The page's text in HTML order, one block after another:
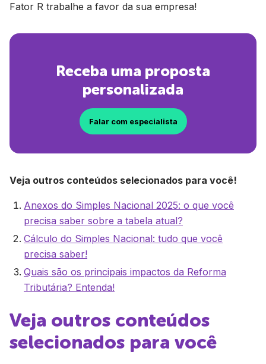
Fator R trabalhe a favor da sua empresa!
Receba uma proposta
personalizada
Falar com especialista
Veja outros conteúdos selecionados para você!
Anexos do Simples Nacional 2025: o que você
precisa saber sobre a tabela atual?
Cálculo do Simples Nacional: tudo que você
precisa saber!
Quais são os principais impactos da Reforma
Tributária? Entenda!
Veja outros conteúdos
selecionados para você